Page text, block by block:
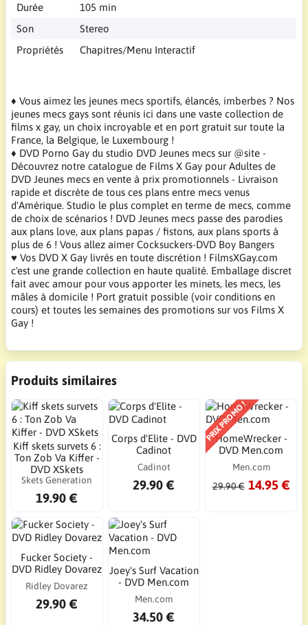
Durée
105 min
Son
Stereo
Propriétés
Chapitres/Menu Interactif
♦ Vous aimez les jeunes mecs sportifs, élancés, imberbes ? Nos
jeunes mecs gays sont réunis ici dans une vaste collection de
films x gay, un choix incroyable et en port gratuit sur toute la
France, la Belgique, le Luxembourg !
♦ DVD Porno Gay du studio DVD Jeunes mecs sur @site -
Découvrez notre catalogue de Films X Gay pour Adultes de
DVD Jeunes mecs en vente à prix promotionnels - Livraison
rapide et discrète de tous ces plans entre mecs venus
d'Amérique. Studio le plus complet en terme de mecs, comme
de choix de scénarios ! DVD Jeunes mecs passe des parodies
aux plans love, aux plans papas / fistons, aux plans sports à
plus de 6 ! Vous allez aimer Cocksuckers-DVD Boy Bangers
♥ Vos DVD X Gay livrés en toute discrétion ! FilmsXGay.com
c'est une grande collection en haute qualité. Emballage discret
fait avec amour pour vous apporter les minets, les mecs, les
mâles à domicile ! Port gratuit possible (voir conditions en
cours) et toutes les semaines des promotions sur vos Films X
Gay !
Produits similaires
Kiff skets survets 6 :
Ton Zob Va Kiffer -
DVD XSkets
Skets Generation
19.90 €
Corps d'Elite - DVD
Cadinot
Cadinot
29.90 €
PRIX PROMO !
HomeWrecker -
DVD Men.com
Men.com
29.90 € 14.95 €
Fucker Society -
DVD Ridley Dovarez
Ridley Dovarez
29.90 €
Joey's Surf Vacation
- DVD Men.com
Men.com
34.50 €